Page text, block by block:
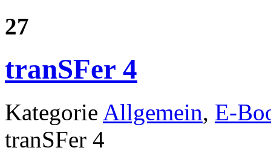
27
tranSFer 4
Kategorie Allgemein, E-
tranSFer 4